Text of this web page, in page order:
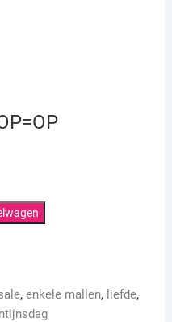
, enkele mallen, liefde,